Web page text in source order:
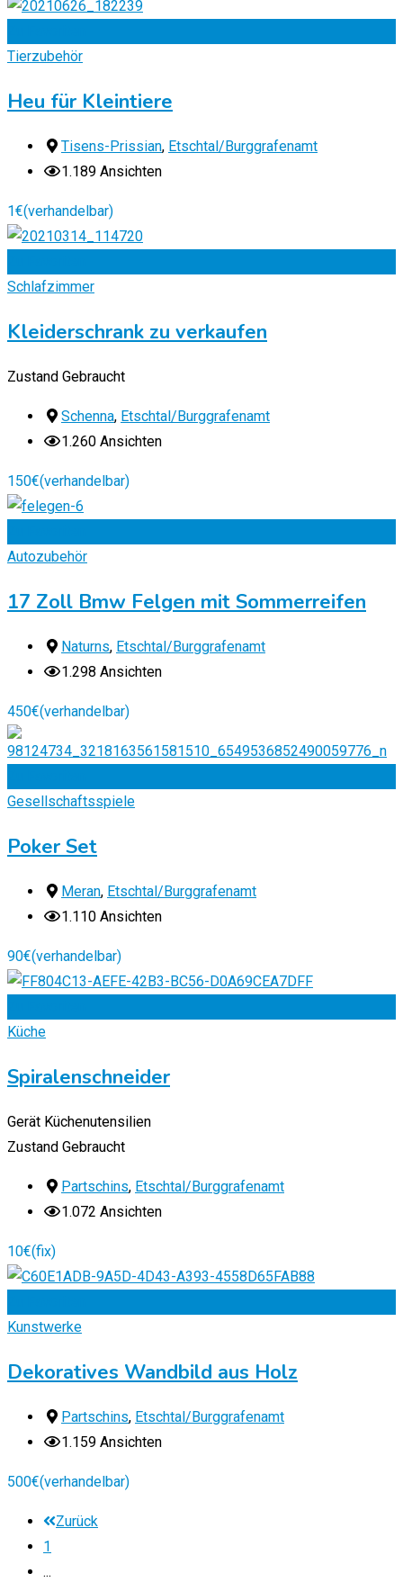
Tierzubehör
Heu für Kleintiere
Tisens-Prissian, Etschtal/Burggrafenamt
1.189 Ansichten
1€(verhandelbar)
Schlafzimmer
Kleiderschrank zu verkaufen
Zustand Gebraucht
Schenna, Etschtal/Burggrafenamt
1.260 Ansichten
150€(verhandelbar)
Autozubehör
17 Zoll Bmw Felgen mit Sommerreifen
Naturns, Etschtal/Burggrafenamt
1.298 Ansichten
450€(verhandelbar)
Gesellschaftsspiele
Poker Set
Meran, Etschtal/Burggrafenamt
1.110 Ansichten
90€(verhandelbar)
Küche
Spiralenschneider
Gerät Küchenutensilien
Zustand Gebraucht
Partschins, Etschtal/Burggrafenamt
1.072 Ansichten
10€(fix)
Kunstwerke
Dekoratives Wandbild aus Holz
Partschins, Etschtal/Burggrafenamt
1.159 Ansichten
500€(verhandelbar)
Zurück
1
...